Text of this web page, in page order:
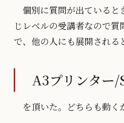
個別に質問が出ていると
じレベルの受講者なので
で、他の人にも展開される
A3プリンター/
を頂いた。どちらも動く